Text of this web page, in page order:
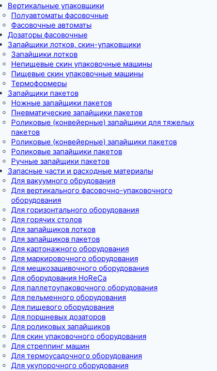
Вертикальные упаковщики
Полуавтоматы фасовочные
Фасовочные автоматы
Дозаторы фасовочные
Запайщики лотков, скин-упаковщики
Запайщики лотков
Непищевые скин упаковочные машины
Пищевые скин упаковочные машины
Термоформеры
Запайщики пакетов
Ножные запайщики пакетов
Пневматические запайщики пакетов
Роликовые (конвейерные) запайщики для тяжелых
пакетов
Роликовые (конвейерные) запайщики пакетов
Роликовые запайщики пакетов
Ручные запайщики пакетов
Запасные части и расходные материалы
Для вакуумного обрудования
Для вертикального фасовочно-упаковочного
оборудования
Для горизонтального оборудования
Для горячих столов
Для запайщиков лотков
Для запайщиков пакетов
Для картонажного оборудования
Для маркировочного оборудования
Для мешкозашивочного оборудования
Для оборудования HoReCa
Для паллетоупаковочного оборудования
Для пельменного оборудования
Для пищевого оборудования
Для поршневых дозаторов
Для роликовых запайщиков
Для скин упаковочного оборудования
Для стреппинг машин
Для термоусадочного оборудования
Для укупорочного оборудования